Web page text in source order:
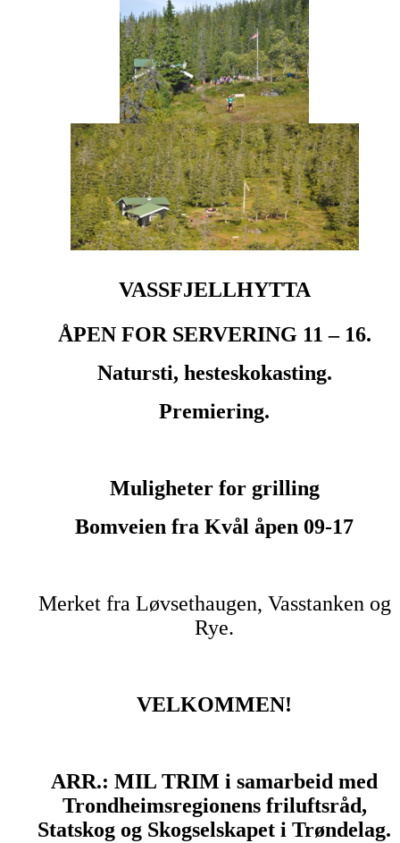
VASSFJELLHYTTA
ÅPEN FOR SERVERING 11 – 16.
Natursti, hesteskokasting.
Premiering.
Muligheter for grilling
Bomveien fra Kvål åpen 09-17
Merket fra Løvsethaugen, Vasstanken og
Rye.
VELKOMMEN!
ARR.: MIL TRIM i samarbeid med
Trondheimsregionens friluftsråd,
Statskog og Skogselskapet i Trøndelag.